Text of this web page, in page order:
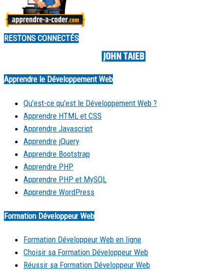
RESTONS CONNECTÉS
Apprendre le Développement Web
Qu’est-ce qu’est le Développement Web ?
Apprendre HTML et CSS
Apprendre Javascript
Apprendre jQuery
Apprendre Bootstrap
Apprendre PHP
Apprendre PHP et MySQL
Apprendre WordPress
Formation Développeur Web
Formation Développeur Web en ligne
Choisir sa Formation Développeur Web
Réussir sa Formation Développeur Web